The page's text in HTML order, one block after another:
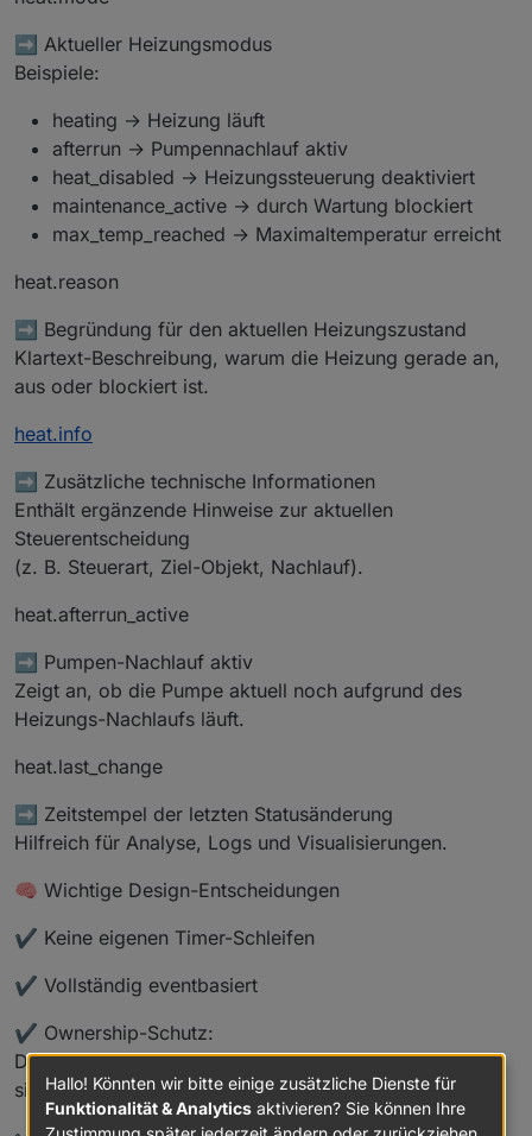
➡️ Aktueller Heizungsmodus
Beispiele:
heating → Heizung läuft
afterrun → Pumpennachlauf aktiv
heat_disabled → Heizungssteuerung deaktiviert
maintenance_active → durch Wartung blockiert
max_temp_reached → Maximaltemperatur erreicht
heat.reason
➡️ Begründung für den aktuellen Heizungszustand
Klartext-Beschreibung, warum die Heizung gerade an,
aus oder blockiert ist.
heat.info
➡️ Zusätzliche technische Informationen
Enthält ergänzende Hinweise zur aktuellen
Steuerentscheidung
(z. B. Steuerart, Ziel-Objekt, Nachlauf).
heat.afterrun_active
➡️ Pumpen-Nachlauf aktiv
Zeigt an, ob die Pumpe aktuell noch aufgrund des
Heizungs-Nachlaufs läuft.
heat.last_change
➡️ Zeitstempel der letzten Statusänderung
Hilfreich für Analyse, Logs und Visualisierungen.
🧠 Wichtige Design-Entscheidungen
✔️ Keine eigenen Timer-Schleifen
✔️ Vollständig eventbasiert
✔️ Ownership-Schutz:
Die Pumpe wird nur dann wieder ausgeschaltet, wenn
sie zuvor vom HeatHelper selbst eingeschaltet wurde.
Hallo! Könnten wir bitte einige zusätzliche Dienste für
Funktionalität & Analytics aktivieren? Sie können Ihre